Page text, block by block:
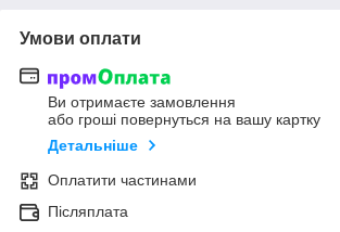
Умови оплати
Ви отримаєте замовлення
або гроші повернуться на вашу картку
Детальніше
Оплатити частинами
Післяплата